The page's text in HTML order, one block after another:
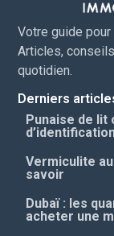
Votre guide
Articles,
quotidien.
Derniers
Punaise de
Vermiculite
savoir
Dubaï : les
acheter une